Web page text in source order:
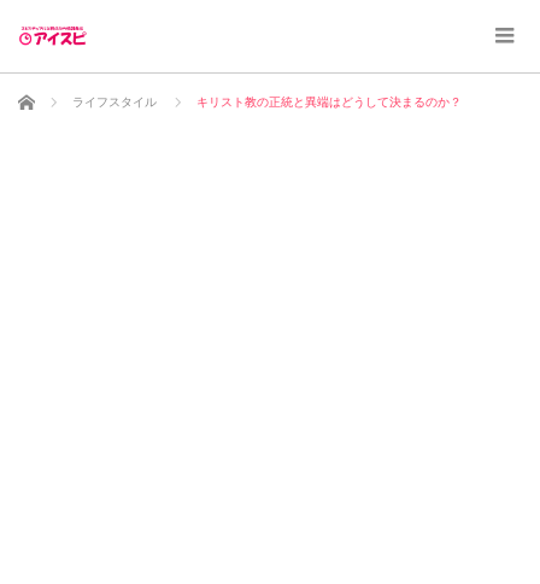
ホーム ライフスタイル キリスト教の正統と異端はどうして決まるのか？